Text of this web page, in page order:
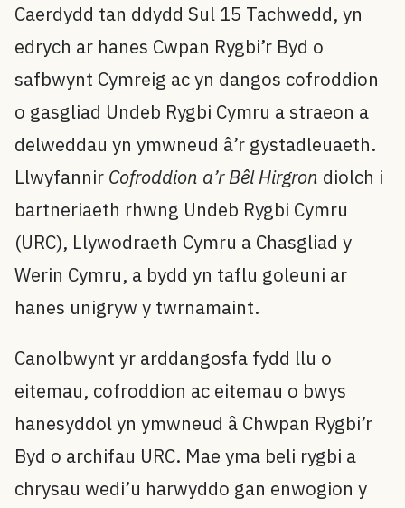
Caerdydd tan ddydd Sul 15 Tachwedd, yn
edrych ar hanes Cwpan Rygbi’r Byd o
safbwynt Cymreig ac yn dangos cofroddion
o gasgliad Undeb Rygbi Cymru a straeon a
delweddau yn ymwneud â’r gystadleuaeth.
Llwyfannir Cofroddion a’r Bêl Hirgron diolch i
bartneriaeth rhwng Undeb Rygbi Cymru
(URC), Llywodraeth Cymru a Chasgliad y
Werin Cymru, a bydd yn taflu goleuni ar
hanes unigryw y twrnamaint.
Canolbwynt yr arddangosfa fydd llu o
eitemau, cofroddion ac eitemau o bwys
hanesyddol yn ymwneud â Chwpan Rygbi’r
Byd o archifau URC. Mae yma beli rygbi a
chrysau wedi’u harwyddo gan enwogion y